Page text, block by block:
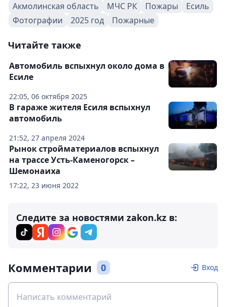
Акмолинская область МЧС РК Пожары
Есиль
Фотографии
2025 год Пожарные
Читайте также
22:05, 06 октября 2025
Автомобиль вспыхнул около дома в
Есиле
21:52, 27 апреля 2024
В гараже жителя Есиля вспыхнул
автомобиль
17:22, 23 июня 2022
Рынок стройматериалов вспыхнул
на трассе Усть-Каменогорск –
Шемонаиха
Следите за новостями zakon.kz в:
Комментарии 0 Вход